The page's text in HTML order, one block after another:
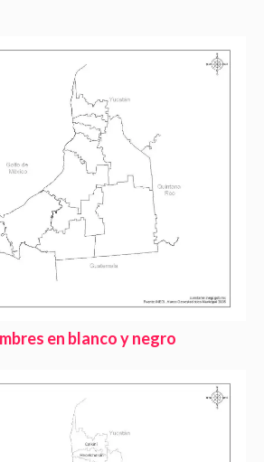
en blanco y negro